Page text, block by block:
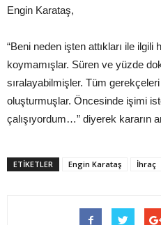
Engin Karataş,
“Beni neden işten attıkları ile
koymamışlar. Süren ve yüzde
sıralayabilmişler. Tüm
oluşturmuşlar. Öncesinde işimi
çalışıyordum…” diyerek kararın
ETIKETLER Engin Karataş İhraç